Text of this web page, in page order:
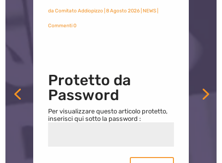
da Comitato Addiopizzo| 8 Agosto 2026| NEWS|
Commenti 0
Protetto da
Password
Per visualizzare questo articolo protetto,
inserisci qui sotto la password :